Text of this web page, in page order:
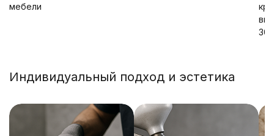
мебели
Индивидуальный подход и эстетика